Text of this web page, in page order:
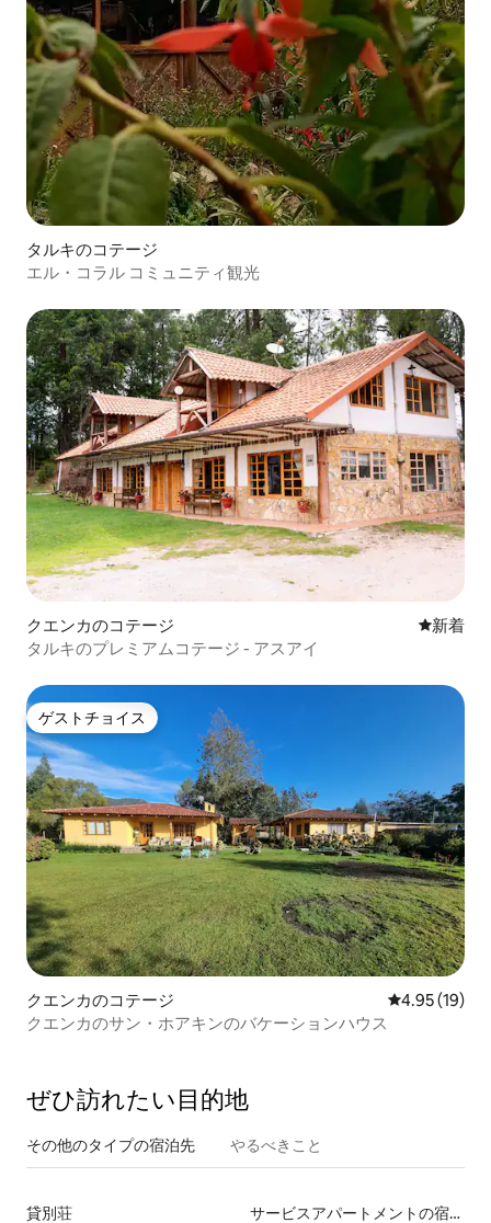
タルキのコテージ
エル・コラル コミュニティ観光
クエンカのコテージ 新しい宿
新着
タルキのプレミアムコテージ - アスアイ
ゲストチョイス
ゲストチョイス
クエンカのコテージ レビュー19
4.95 (19)
クエンカのサン・ホアキンのバケーションハウス
ぜひ訪⁠れ⁠た⁠い目⁠的⁠地
その他のタ⁠イ⁠プ⁠の宿⁠泊⁠先 やるべきこと
貸別荘
サービスアパートメントの宿泊施設